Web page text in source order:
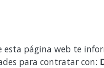
esta página web te
para contratar con: